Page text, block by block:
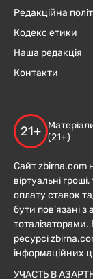
Редакційна
Кодекс етики
Наша редакція
Контакти
21+ (21+)
Сайт zbirna.com
віртуальні
оплату ставок
бути пов’язані
ресурсі
інформаційних
УЧАСТЬ В